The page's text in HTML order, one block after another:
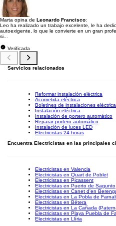
Marta opina de Leonardo Francisco:
Leo ha realizado un trabajo excelente, le ha
autoexigente, lo que le convierte en un gran
si...
Verificada
Servicios relacionados
Reformar instalación eléctrica
Acometida eléctrica
Boletines de instalaciones
Instalación eléctrica
Instalación de portero automático
Reparar portero automático
Instalación de luces LED
Electricistas 24 horas
Encuentra Electricistas en las principales
Electricistas en Valencia
Electricistas en Quart de Poblet
Electricistas en Picassent
Electricistas en Puerto de Sagunto
Electricistas en Canet d'en
Electricistas en La Pobla de
Electricistas en Bétera
Electricistas en La Cañada
Electricistas en Playa Puebla de
Electricistas en Llíria